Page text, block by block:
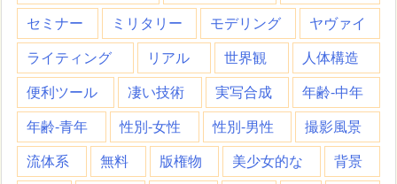
セミナー
ミリタリー モデリング
ヤヴァイ
ライティング
リアル 世界観
人体構造
便利ツール
凄い技術 実写合成
年齢-中年
年齢-青年
性別-女性 性別-男性
撮影風景
流体系
無料 版権物 美少女的な
背景